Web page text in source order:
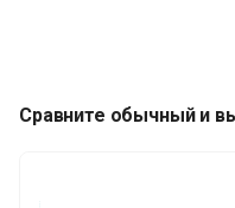
Сравните обычный и